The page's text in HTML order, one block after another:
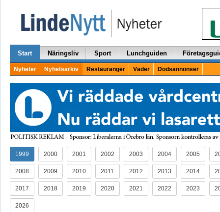
Start Näringsliv Sport Lunchguiden
Nyheter Nyhetsarkiv Restauranger Väder Dödsannonser
1999 2000 2001 2002 2003 2004 2005
2008 2009 2010 2011 2012 2013 2014
2017 2018 2019 2020 2021 2022 2023
2026